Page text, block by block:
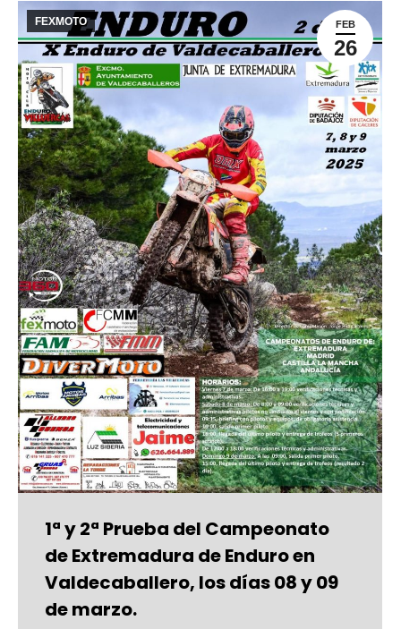
FEB
26
FEXMOTO
1ª y 2ª Prueba del Campeonato
de Extremadura de Enduro en
Valdecaballero, los días 08 y 09
de marzo.